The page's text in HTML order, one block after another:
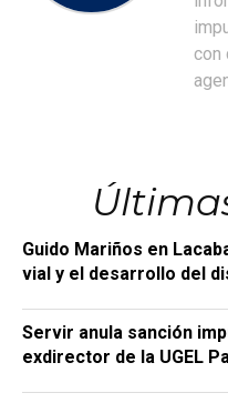
con
Guido Mariños en
vial y el desarrollo del
Servir anula sanción
exdirector de la UGEL